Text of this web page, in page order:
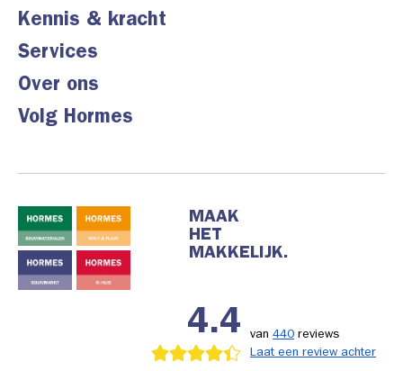
Kennis & kracht
Services
Over ons
Volg Hormes
MAAK
HET
MAKKELIJK.
4.4 van 440 reviews
Laat een review achter